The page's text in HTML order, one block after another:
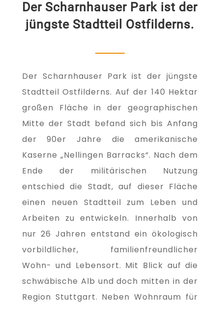
Der Scharnhauser Park ist der
jüngste Stadtteil Ostfilderns.
Der Scharnhauser Park ist der jüngste
Stadtteil Ostfilderns. Auf der 140 Hektar
großen Fläche in der geographischen
Mitte der Stadt befand sich bis Anfang
der 90er Jahre die amerikanische
Kaserne „Nellingen Barracks“. Nach dem
Ende der militärischen Nutzung
entschied die Stadt, auf dieser Fläche
einen neuen Stadtteil zum Leben und
Arbeiten zu entwickeln. Innerhalb von
nur 26 Jahren entstand ein ökologisch
vorbildlicher, familienfreundlicher
Wohn- und Lebensort. Mit Blick auf die
schwäbische Alb und doch mitten in der
Region Stuttgart. Neben Wohnraum für